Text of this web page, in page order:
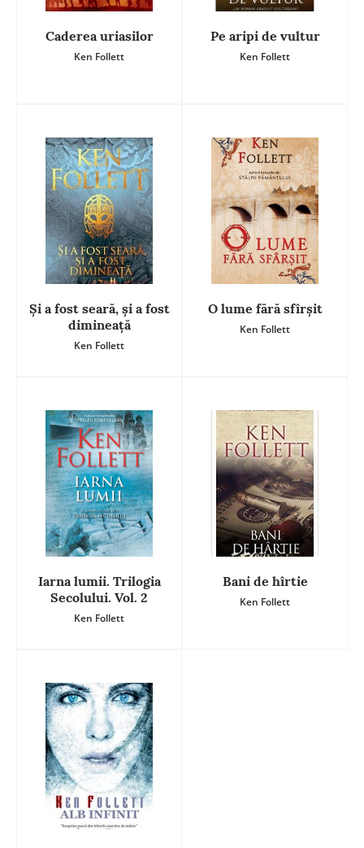
Caderea uriasilor
Ken Follett
Pe aripi de vultur
Ken Follett
Şi a fost seară, şi a fost
dimineaţă
Ken Follett
O lume fără sfîrșit
Ken Follett
Iarna lumii. Trilogia
Secolului. Vol. 2
Ken Follett
Bani de hîrtie
Ken Follett